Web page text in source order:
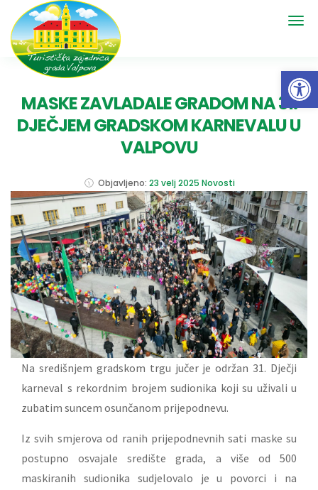
MASKE ZAVLADALE GRADOM NA 31.
DJEČJEM GRADSKOM KARNEVALU U
VALPOVU
Objavljeno: 23 velj 2025 Novosti
Na središnjem gradskom trgu jučer je održan 31. Dječji
karneval s rekordnim brojem sudionika koji su uživali u
zubatim suncem osunčanom prijepodnevu.
Iz svih smjerova od ranih prijepodnevnih sati maske su
postupno osvajale središte grada, a više od 500
maskiranih sudionika sudjelovalo je u povorci i na